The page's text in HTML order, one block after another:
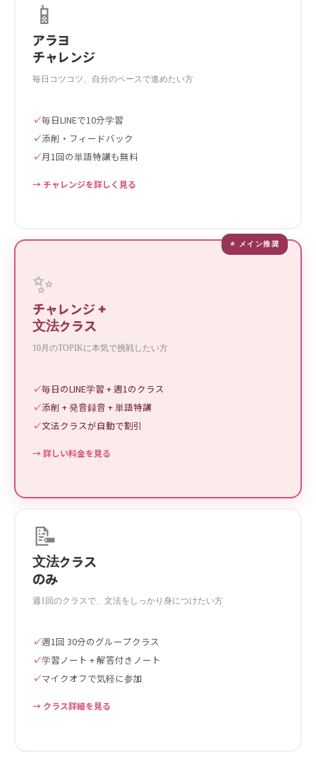
📱
アラヨ
チャレンジ
毎日コツコツ、自分のペースで進めたい方
毎日LINEで10分学習
添削・フィードバック
月1回の単語特講も無料
→ チャレンジを詳しく見る
⭐ メイン推奨
✨
チャレンジ +
文法クラス
10月のTOPIKに本気で挑戦したい方
毎日のLINE学習 + 週1のクラス
添削 + 発音録音 + 単語特講
文法クラスが自動で割引
→ 詳しい料金を見る
📝
文法クラス
のみ
週1回のクラスで、文法をしっかり身につけたい方
週1回 30分のグループクラス
学習ノート + 解答付きノート
マイクオフで気軽に参加
→ クラス詳細を見る